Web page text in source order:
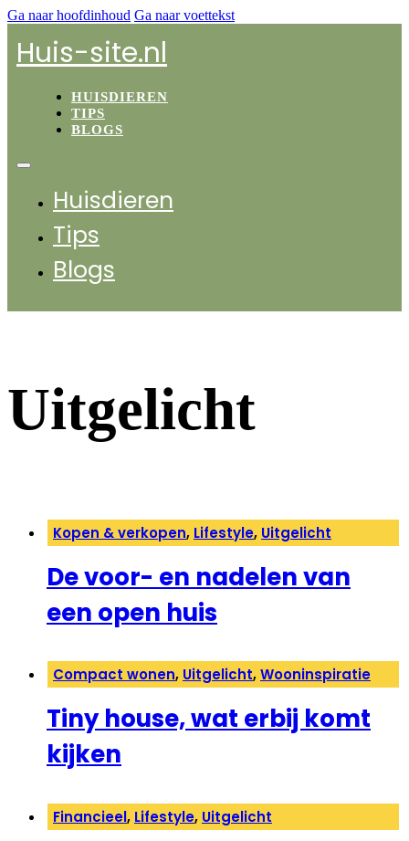
Ga naar hoofdinhoud Ga naar voettekst
Huis-site.nl
HUISDIEREN
TIPS
BLOGS
Huisdieren
Tips
Blogs
Uitgelicht
Kopen & verkopen, Lifestyle, Uitgelicht
De voor- en nadelen van
een open huis
Compact wonen, Uitgelicht,Wooninspiratie
Tiny house, wat erbij komt
kijken
Financieel, Lifestyle, Uitgelicht